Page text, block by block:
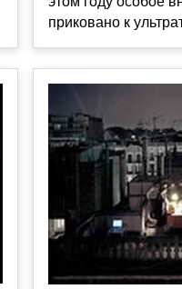
приковано к